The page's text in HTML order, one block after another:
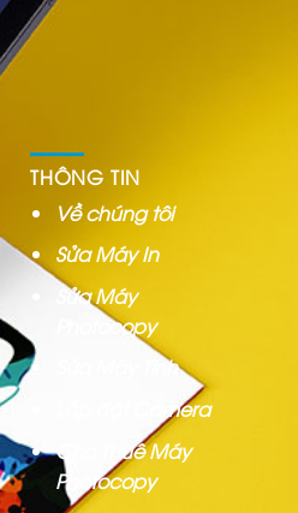
THÔNG TIN
Về chúng tôi
Sửa Máy In
Sửa Máy
Photocopy
Sửa Máy Tính
Lắp đặt Camera
Cho Thuê Máy
Photocopy